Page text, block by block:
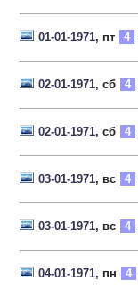
01-01-1971, пт 4
02-01-1971, сб 4
02-01-1971, сб 4
03-01-1971, вс 4
03-01-1971, вс 4
04-01-1971, пн 4